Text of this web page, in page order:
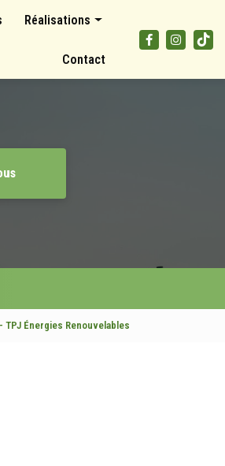
Réalisations
photovoltaïques
et pompes à chaleur
Contact
Énergies Renouvelables